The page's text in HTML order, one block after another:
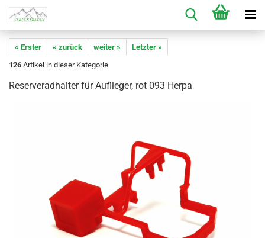
« Erster « zurück weiter »
Letzter »
126 Artikel in dieser Kategorie
Reserveradhalter für Auflieger, rot 093 Herpa